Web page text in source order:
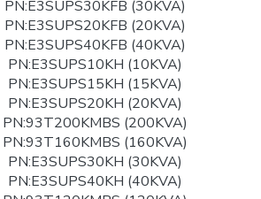
PN:E3SUPS30KFB (30KVA)
PN:E3SUPS20KFB (20KVA)
PN:E3SUPS40KFB (40KVA)
PN:E3SUPS10KH (10KVA)
PN:E3SUPS15KH (15KVA)
PN:E3SUPS20KH (20KVA)
PN:93T200KMBS (200KVA)
PN:93T160KMBS (160KVA)
PN:E3SUPS30KH (30KVA)
PN:E3SUPS40KH (40KVA)